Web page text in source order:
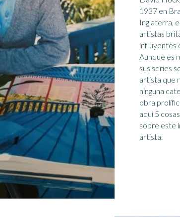
1937 en
Inglaterra,
artistas
influyentes
Aunque es
sus series
artista que
ninguna
obra
aquí 5
sobre este
artista.